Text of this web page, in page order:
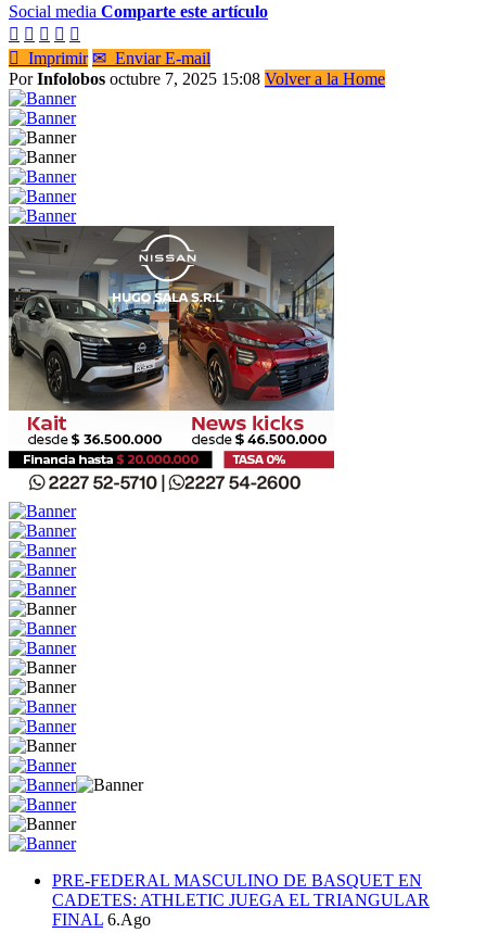
Social media Comparte este artículo
    
 Imprimir ✉ Enviar E-mail
PorInfolobos octubre 7, 2025 15:08 Volver a la Home
PRE-FEDERAL MASCULINO DE BASQUET EN
CADETES: ATHLETIC JUEGA EL TRIANGULAR
FINAL 6.Ago